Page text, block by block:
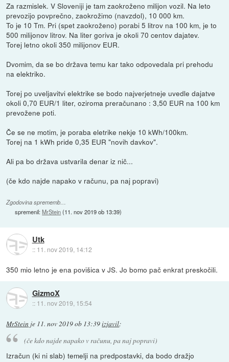
Za razmislek. V Sloveniji je tam zaokroženo milijon vozil. Na leto
prevozijo povprečno, zaokrožimo (navzdol), 10 000 km.
To je 10 Tm. Pri (spet zaokroženo) porabi 5 litrov na 100 km, je to
500 milijonov litrov. Na liter goriva je okoli 70 centov dajatev.
Torej letno okoli 350 milijonov EUR.
Dvomim, da se bo država temu kar tako odpovedala pri prehodu
na elektriko.
Torej po uveljavitvi elektrike se bodo najverjetneje uvedle dajatve
okoli 0,70 EUR/1 liter, oziroma preračunano : 3,50 EUR na 100 km
prevožene poti.
Če se ne motim, je poraba eletrike nekje 10 kWh/100km.
Torej na 1 kWh pride 0,35 EUR "novih davkov".
Ali pa bo država ustvarila denar iz nič...
(če kdo najde napako v računu, pa naj popravi)
Zgodovina sprememb…
spremenil:MrStein(11. nov 2019 ob 13:39)
Utk
:: 11. nov 2019, 14:12
350 mio letno je ena povišica v JS. Jo bomo pač enkrat preskočili.
GizmoX
:: 11. nov 2019, 15:54
MrStein je 11. nov 2019 ob 13:39izjavil:
(če kdo najde napako v računu, pa naj popravi)
Izračun (ki ni slab) temelji na predpostavki, da bodo dražjo